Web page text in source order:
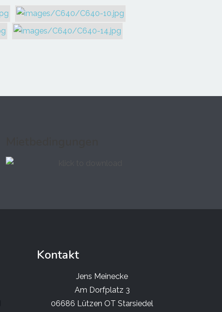
Kontakt
Jens Meinecke
Am Dorfplatz 3
06686 Lützen OT Starsiedel